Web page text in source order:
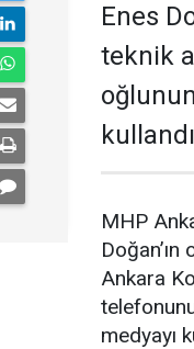
Enes
teknik
MHP
Ankara
medyayı